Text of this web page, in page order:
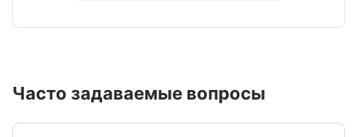
Часто задаваемые вопросы